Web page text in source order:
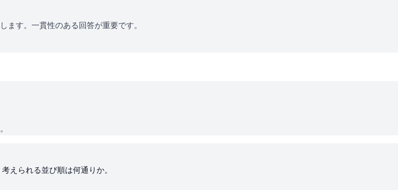
ます。一貫性のある回答が重要です。
えられる並び順は何通りか。